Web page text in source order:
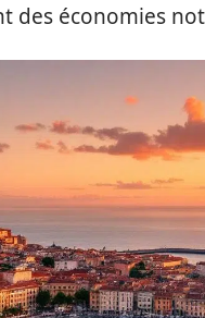
des économies